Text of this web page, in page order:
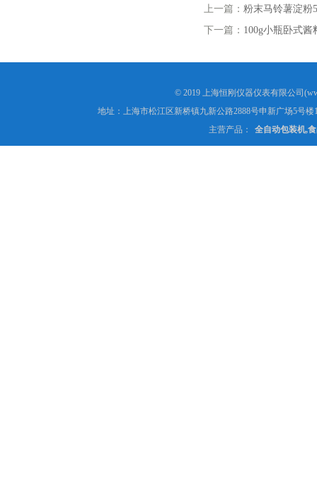
上一篇： 粉末马铃薯淀粉
下一篇： 100g小瓶卧式
© 2019 上海恒刚仪器仪表有限公司
地址：上海市松江区新桥镇九新公路2888号申新广场5号楼
主营产品：
全自动包装机,